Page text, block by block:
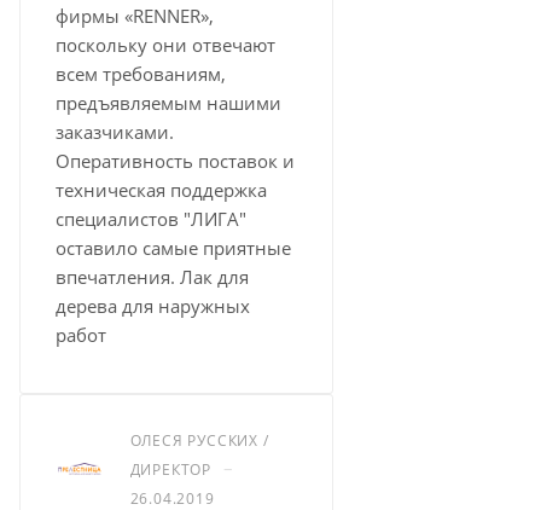
фирмы «RENNER»,
поскольку они отвечают
всем требованиям,
предъявляемым нашими
заказчиками.
Оперативность поставок и
техническая поддержка
специалистов "ЛИГА"
оставило самые приятные
впечатления. Лак для
дерева для наружных
работ
ОЛЕСЯ РУССКИХ /
ДИРЕКТОР
–
26.04.2019